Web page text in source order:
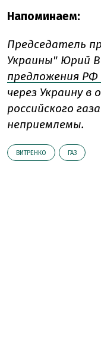
Напоминаем:
Председатель
Украины" Юрий
предложения
через Украину в
российского
неприемлемы.
ВИТРЕНКО ГАЗ